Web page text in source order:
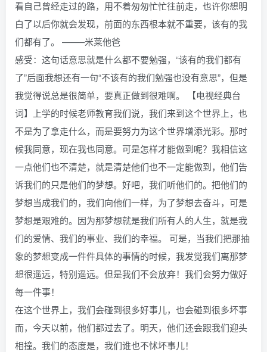
看自己曾经走过的路，用不着匆匆忙忙往前走，也许你想明
白了以后你就会发现，前面的东西根本就不重要，该有的我
们都有了。 ——–米莱他爸
感受：这句话意思就是什么都不要勉强，“该有的我们都有
了”后面我想还有一句“不该有的我们勉强也没有意思”，但是
我觉得说总是很简单，要真正做到很难啊。 【电视经典台
词】上学的时候老师教育我们说，我们来到这个世界上，也
不是为了拿走什么，而是要努力为这个世界增添光彩。那时
候我同意，现在我也同意。可是怎样才能做到呢？我相信这
一点他们也不清楚，就是清楚他们也不一定能做到，他们告
诉我们的只是他们的梦想。好吧，我们听他们的。把他们的
梦想当成我们的，我们向他们一样，为了梦想去奋斗，可是
梦想是艰难的。因为那梦想就是我们所有人的人生，就是我
们的爱情、我们的事业、我们的幸福。 可是，当我们把那抽
象的梦想变成一件件具体的事情的时候，我发觉我们离那梦
想很遥远，特别遥远。但是我们不会放弃！我们会努力做好
每一件事！
在这个世界上，我们会碰到很多好事儿，也会碰到很多坏事
而，今天以前，他们都过去了。明天，他们还会跟我们迎头
相撞。我们的态度是，我们谁也不怵坏事儿！